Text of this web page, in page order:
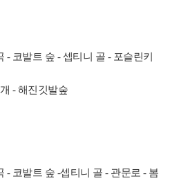
코발트 숲 - 셉티니 골 - 포슬린키
- 해진깃발숲
- 코발트 숲 -셉티니 골 - 관문로 - 봄